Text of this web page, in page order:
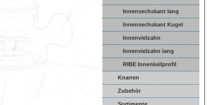
Innensechskant lang
Innensechskant Kugel
Innenvielzahn
Innenvielzahn lang
RIBE Innenkeilprofil
Knarren
Zubehör